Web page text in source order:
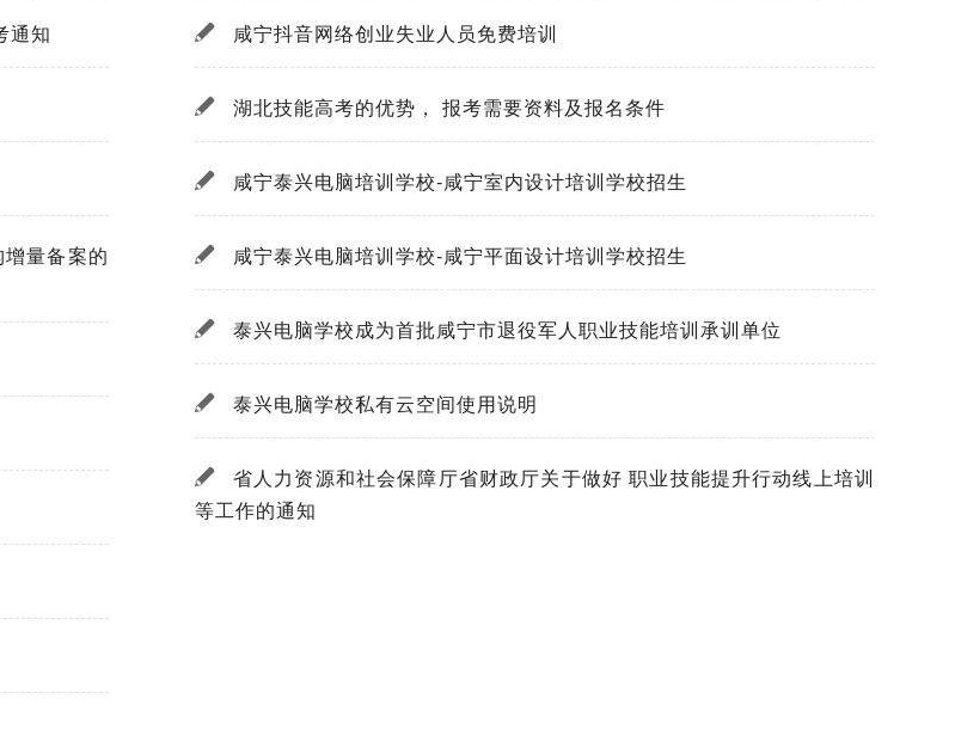
通知
量备案的
咸宁抖音网络创业失业人员免费培训
湖北技能高考的优势， 报考需要资料及报名条件
咸宁泰兴电脑培训学校-咸宁室内设计培训学校招生
咸宁泰兴电脑培训学校-咸宁平面设计培训学校招生
泰兴电脑学校成为首批咸宁市退役军人职业技能培训承训单位
泰兴电脑学校私有云空间使用说明
省人力资源和社会保障厅省财政厅关于做好 职业技能提升行动线上培训
等工作的通知